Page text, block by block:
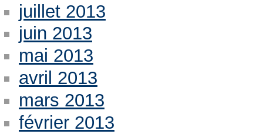
juillet 2013
juin 2013
mai 2013
avril 2013
mars 2013
février 2013